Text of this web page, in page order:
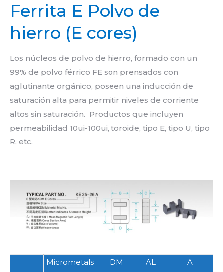
Ferrita E Polvo de
hierro (E cores)
Los núcleos de polvo de hierro, formado con un
99% de polvo férrico FE son prensados con
aglutinante orgánico, poseen una inducción de
saturación alta para permitir niveles de corriente
altos sin saturación. Productos que incluyen
permeabilidad 10ui-100ui, toroide, tipo E, tipo U, tipo
R, etc.
Micrometals DM AL
A